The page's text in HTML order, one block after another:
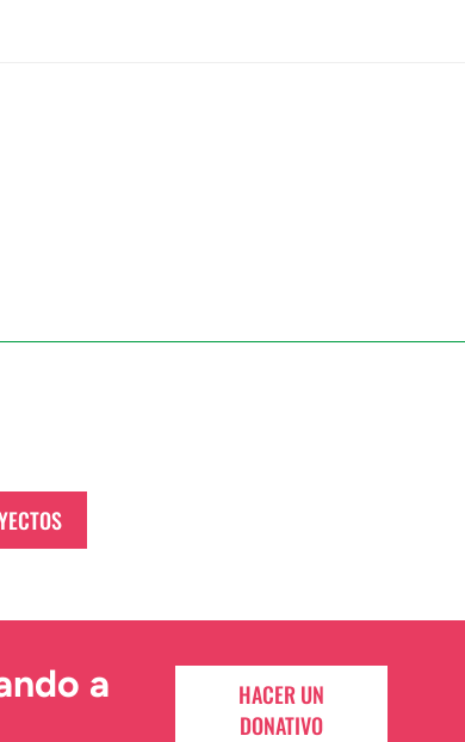
a
HACER UN
DONATIVO